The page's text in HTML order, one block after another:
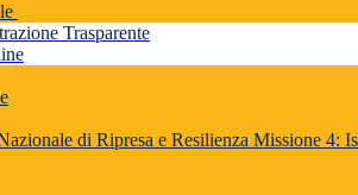
Trasparente
di Ripresa e Resilienza Missione 4: